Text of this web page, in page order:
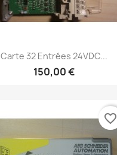
Carte 32 Entrées 24VDC...
150,00 €
favorite_border